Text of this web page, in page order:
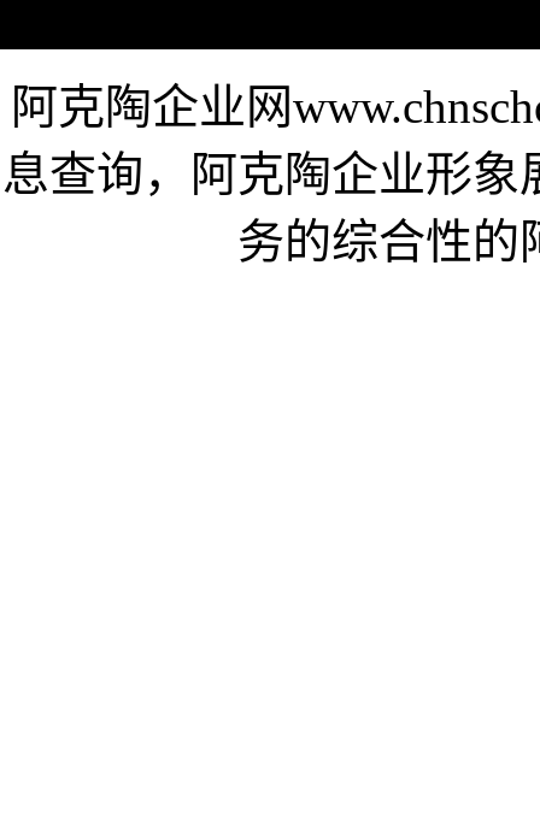
阿克陶企业网
息查询，阿克陶企业形
务的综合性的